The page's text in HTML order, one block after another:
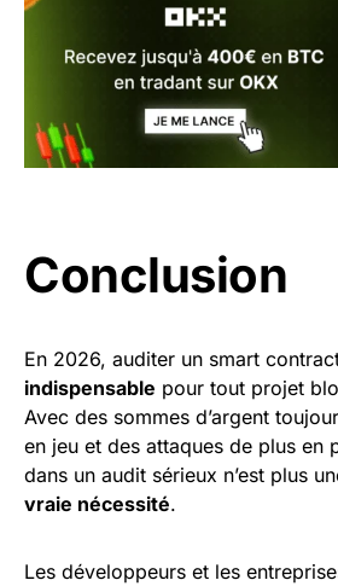
Conclusion
En 2026, auditer un smart
indispensable pour tout projet
Avec des sommes d’argent
en jeu et des attaques de plus en
dans un audit sérieux n’est plus
vraie nécessité.
Les développeurs et les